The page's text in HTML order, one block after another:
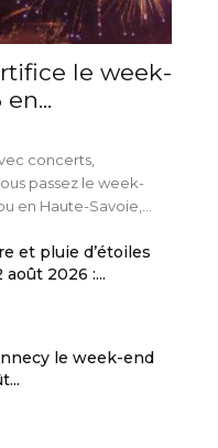
le week-
concerts,
passez le week-
en Haute-Savoie,...
et pluie d’étoiles
2026 :...
le week-end